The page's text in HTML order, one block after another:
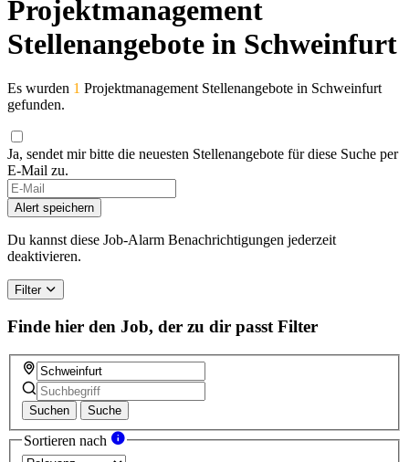
Projektmanagement
Stellenangebote in Schweinfurt
Es wurden 1 Projektmanagement Stellenangebote in Schweinfurt
gefunden.
Ja, sendet mir bitte die neuesten Stellenangebote für diese Suche per
E-Mail zu.
Alert speichern
Du kannst diese Job-Alarm Benachrichtigungen jederzeit
deaktivieren.
Filter
Finde hier den Job, der zu dir passt Filter
Suchen Suche
Sortieren nach